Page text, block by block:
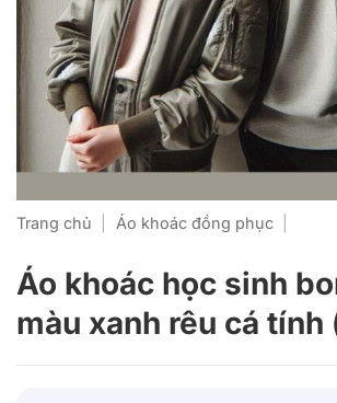
Trang chủ Áo khoác đồng phục
Áo khoác học sinh
màu xanh rêu cá tính